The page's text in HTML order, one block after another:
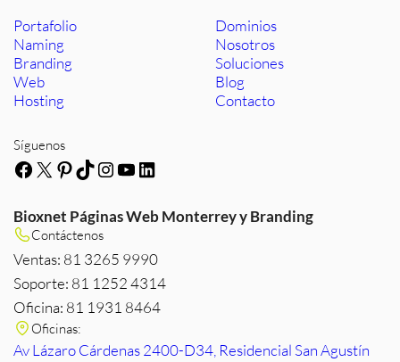
Portafolio
Naming
Branding
Web
Hosting
Dominios
Nosotros
Soluciones
Blog
Contacto
Síguenos
Facebook
X Pinterest
TikTok
Instagram
YouTube
LinkedIn
Bioxnet Páginas Web Monterrey y Branding
Contáctenos
Ventas: 81 3265 9990
Soporte: 81 1252 4314
Oficina: 81 1931 8464
Oficinas:
Av Lázaro Cárdenas 2400-D34, Residencial San Agustín